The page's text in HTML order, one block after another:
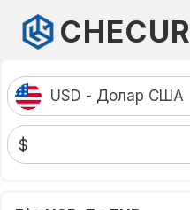
CHECUR
USD - Долар США
$